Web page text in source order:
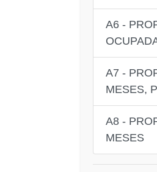
A6 -
A7 -
MESES,
A8 -
MESES